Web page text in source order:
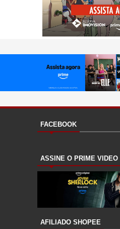
FACEBOOK
ASSINE O PRIME VIDEO
AFILIADO SHOPEE